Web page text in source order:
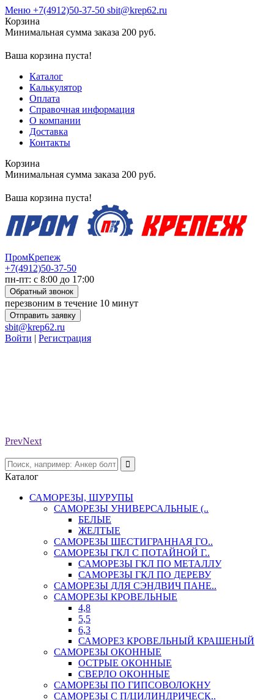
Меню +7(4912)50-37-50 sbit@krep62.ru
Корзина
Минимальная сумма заказа 200 руб.
Ваша корзина пуста!
Каталог
Калькулятор
Оплата
Справочная информация
О компании
Доставка
Контакты
Корзина
Минимальная сумма заказа 200 руб.
Ваша корзина пуста!
ПромКрепеж
+7(4912)50-37-50
пн-пт: с 8:00 до 17:00
Обратный звонок
перезвоним в течение 10 минут
Отправить заявку
sbit@krep62.ru
Войти | Регистрация
PrevNext
Каталог
САМОРЕЗЫ, ШУРУПЫ
САМОРЕЗЫ УНИВЕРСАЛЬНЫЕ (..
БЕЛЫЕ
ЖЕЛТЫЕ
САМОРЕЗЫ ШЕСТИГРАННАЯ ГО..
САМОРЕЗЫ ГКЛ С ПОТАЙНОЙ Г..
САМОРЕЗЫ ГКЛ ПО МЕТАЛЛУ
САМОРЕЗЫ ГКЛ ПО ДЕРЕВУ
САМОРЕЗЫ ДЛЯ СЭНДВИЧ ПАНЕ..
САМОРЕЗЫ КРОВЕЛЬНЫЕ
4,8
5,5
6,3
САМОРЕЗ КРОВЕЛЬНЫЙ КРАШЕНЫЙ
САМОРЕЗЫ ОКОННЫЕ
ОСТРЫЕ ОКОННЫЕ
СВЕРЛО ОКОННЫЕ
САМОРЕЗЫ ПО ГИПСОВОЛОКНУ
САМОРЕЗЫ С П/ЦИЛИНДРИЧЕСК..